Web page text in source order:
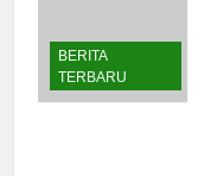
BERITA